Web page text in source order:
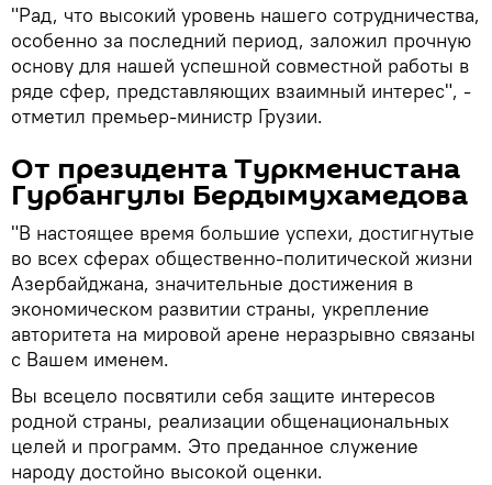
"Рад, что высокий уровень нашего сотрудничества,
особенно за последний период, заложил прочную
основу для нашей успешной совместной работы в
ряде сфер, представляющих взаимный интерес", -
отметил премьер-министр Грузии.
От президента Туркменистана
Гурбангулы Бердымухамедова
"В настоящее время большие успехи, достигнутые
во всех сферах общественно-политической жизни
Азербайджана, значительные достижения в
экономическом развитии страны, укрепление
авторитета на мировой арене неразрывно связаны
с Вашем именем.
Вы всецело посвятили себя защите интересов
родной страны, реализации общенациональных
целей и программ. Это преданное служение
народу достойно высокой оценки.